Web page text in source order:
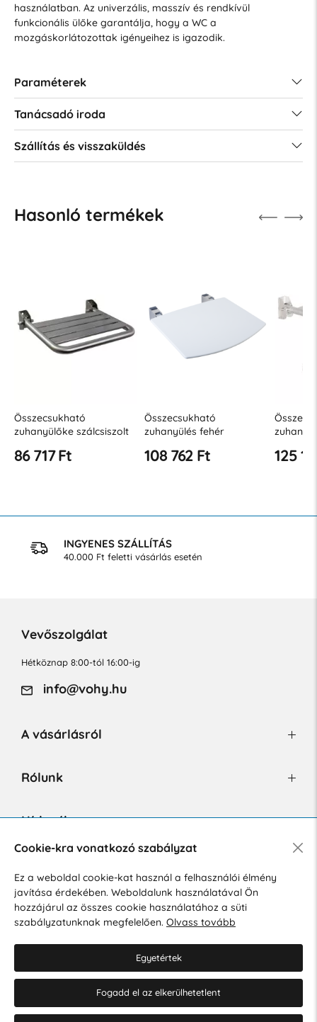
használatban. Az univerzális, masszív és rendkívül
funkcionális ülőke garantálja, hogy a WC a
mozgáskorlátozottak igényeihez is igazodik.
Paraméterek
Tanácsadó iroda
Szállítás és visszaküldés
Hasonló termékek
Összecsukható
zuhanyülőke szálcsiszolt
86 717 Ft
Összecsukható
zuhanyülés fehér
108 762 Ft 125
INGYENES SZÁLLÍTÁS
40.000 Ft feletti vásárlás esetén
Vevőszolgálat
Hétköznap 8:00-tól 16:00-ig
info@vohy.hu
A vásárlásról
Rólunk
Hírlevél
Hozzájárulok a személyes adatok marketing célú kezeléséhez.
Személyes adatok védelmére vonatkozó szabályzat.
Cookie-kra vonatkozó szabályzat
Ez a weboldal cookie-kat használ a felhasználói élmény
javítása érdekében. Weboldalunk használatával Ön
hozzájárul az összes cookie használatához a süti
szabályzatunknak megfelelően. Olvass tovább
Egyetértek
Fogadd el az elkerülhetetlent